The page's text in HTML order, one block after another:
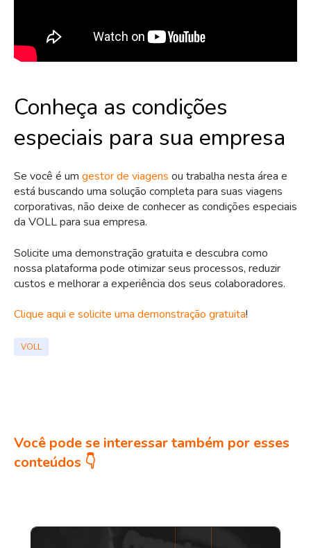
Conheça as condições
especiais para sua empresa
Se você é um gestor de viagens ou trabalha nesta área e
está buscando uma solução completa para suas viagens
corporativas, não deixe de conhecer as condições especiais
da VOLL para sua empresa.
Solicite uma demonstração gratuita e descubra como
nossa plataforma pode otimizar seus processos, reduzir
custos e melhorar a experiência dos seus colaboradores.
Clique aqui e solicite uma demonstração gratuita!
VOLL
Você pode se interessar também por esses
conteúdos 👇